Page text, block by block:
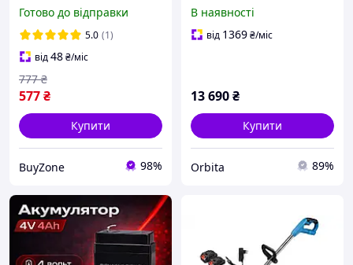
грумінг набір,
обладнення для грумінгу,
догляд за котом
Готово до відправки
5.0 (1)
від48₴/міс
577₴
777 ₴
Купити
BuyZone 98%
В наявності
від 1369₴/міс
13 690₴
Купити
Orbita 89%